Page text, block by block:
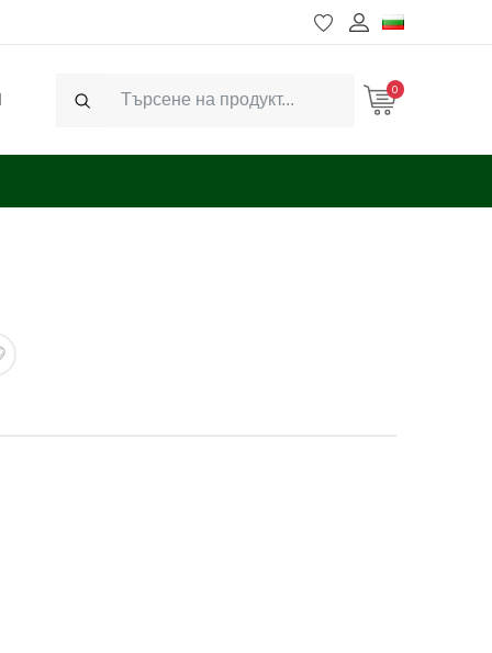
Search
0